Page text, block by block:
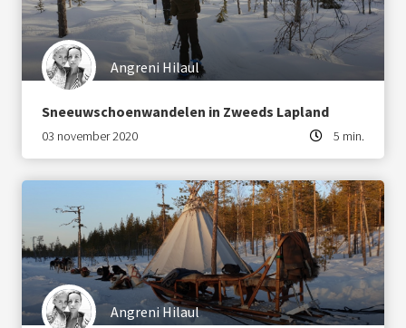
Angreni Hilaul
Sneeuwschoenwandelen in Zweeds Lapland
03 november 2020 5 min.
Angreni Hilaul